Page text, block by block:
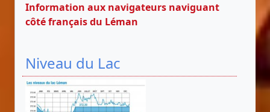
Information aux navigateurs naviguant
côté français du Léman
Niveau du Lac